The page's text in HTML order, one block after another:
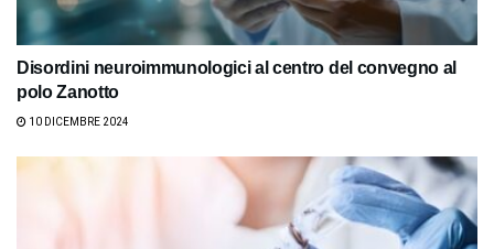
Disordini neuroimmunologici al centro del convegno al
polo Zanotto
10 DICEMBRE 2024